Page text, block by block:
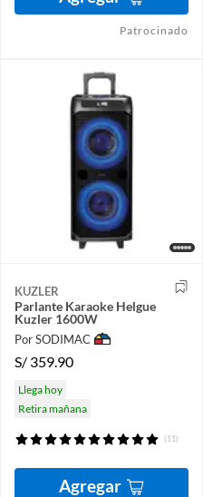
Patrocinado
KUZLER
Parlante Karaoke Helgue
Kuzler 1600W
Por SODIMAC
S/ 359.90
Llega hoy
Retira mañana
(11)
Agregar